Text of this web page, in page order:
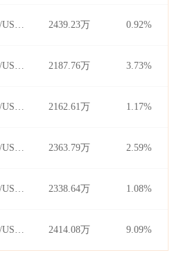
2439.23万 0.92%
2187.76万 3.73%
2162.61万 1.17%
2363.79万 2.59%
2338.64万 1.08%
2414.08万 9.09%